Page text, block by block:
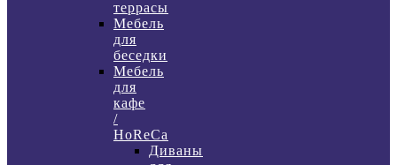
террасы
Мебель
для
беседки
Мебель
для
кафе
/
HoReCa
Диваны